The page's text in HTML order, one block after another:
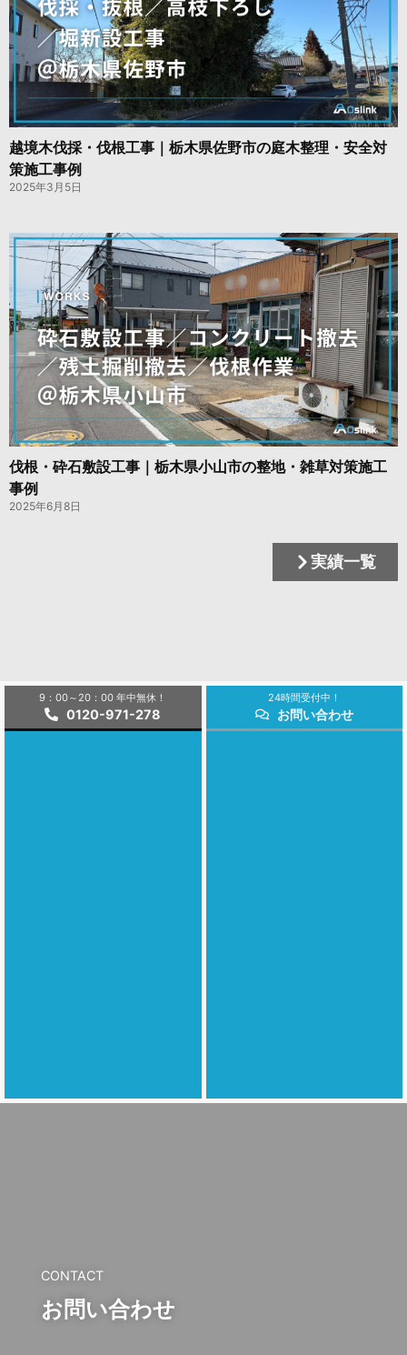
越境木伐採・伐根工事｜栃木県佐野市の庭木整理・安全対
策施工事例
2025年3月5日
伐根・砕石敷設工事｜栃木県小山市の整地・雑草対策施工
事例
2025年6月8日
実績一覧
9：00～20：00 年中無休！
0120-971-278
24時間受付中！
お問い合わせ
CONTACT
お問い合わせ